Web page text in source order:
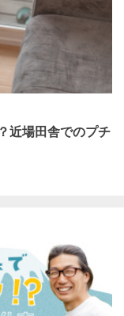
近場田舎でのプチ